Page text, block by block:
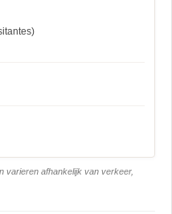
varieren afhankelijk van verkeer,